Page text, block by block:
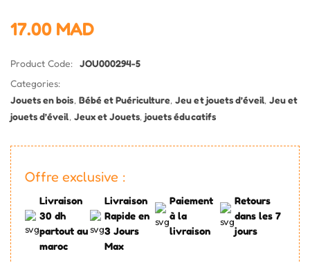
17.00 MAD
Product Code: JOU000294-5
Categories:
Jouets en bois, Bébé et Puériculture,Jeu et jouets d’éveil,Jeu et
jouets d’éveil, Jeux et Jouets,jouets éducatifs
Offre exclusive :
Livraison
30 dh
partout au
maroc
Livraison
Rapide en
3 Jours
Max
Paiement
à la
livraison
Retours
dans les 7
jours